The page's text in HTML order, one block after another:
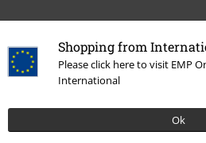
Shopping from
Please click here to visit EMP
International
Ok
Última visita